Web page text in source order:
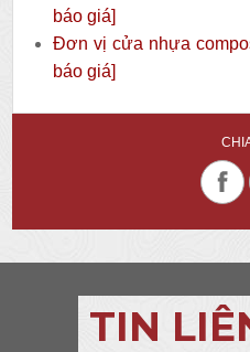
báo giá]
Đơn vị cửa nhựa
báo giá]
TIN